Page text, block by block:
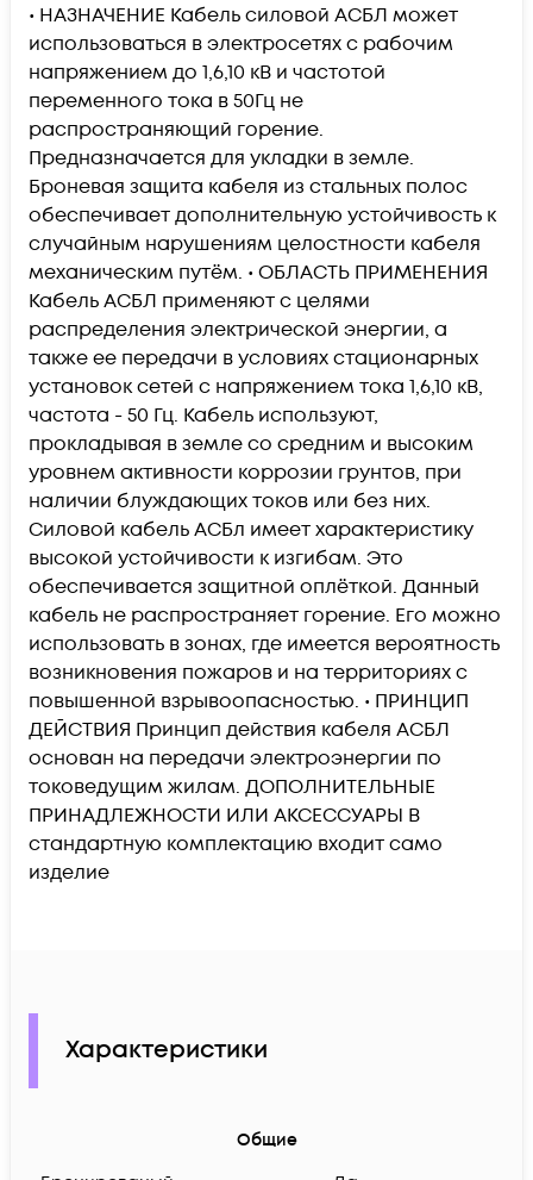
• НАЗНАЧЕНИЕ Кабель силовой АСБЛ может
использоваться в электросетях с рабочим
напряжением до 1,6,10 кВ и частотой
переменного тока в 50Гц не
распространяющий горение.
Предназначается для укладки в земле.
Броневая защита кабеля из стальных полос
обеспечивает дополнительную устойчивость к
случайным нарушениям целостности кабеля
механическим путём. • ОБЛАСТЬ ПРИМЕНЕНИЯ
Кабель АСБЛ применяют с целями
распределения электрической энергии, а
также ее передачи в условиях стационарных
установок сетей с напряжением тока 1,6,10 кВ,
частота - 50 Гц. Кабель используют,
прокладывая в земле со средним и высоким
уровнем активности коррозии грунтов, при
наличии блуждающих токов или без них.
Силовой кабель АСБл имеет характеристику
высокой устойчивости к изгибам. Это
обеспечивается защитной оплёткой. Данный
кабель не распространяет горение. Его можно
использовать в зонах, где имеется вероятность
возникновения пожаров и на территориях с
повышенной взрывоопасностью. • ПРИНЦИП
ДЕЙСТВИЯ Принцип действия кабеля АСБЛ
основан на передачи электроэнергии по
токоведущим жилам. ДОПОЛНИТЕЛЬНЫЕ
ПРИНАДЛЕЖНОСТИ ИЛИ АКСЕССУАРЫ В
стандартную комплектацию входит само
изделие
Характеристики
Общие